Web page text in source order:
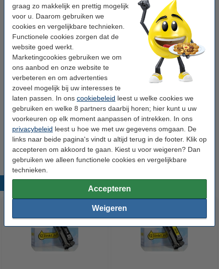
graag zo makkelijk en prettig mogelijk
voor u. Daarom gebruiken we
cookies en vergelijkbare technieken.
Functionele cookies zorgen dat de
website goed werkt.
Marketingcookies gebruiken we om
ons aanbod en onze website te
verbeteren en om advertenties
zoveel mogelijk bij uw interesses te
laten passen. In ons cookiebeleid leest u welke cookies we
gebruiken en welke 8 partners daarbij horen; hier kunt u uw
voorkeuren op elk moment aanpassen of intrekken. In ons
privacybeleid leest u hoe we met uw gegevens omgaan. De
links naar beide pagina's vindt u altijd terug in de footer. Klik op
accepteren om akkoord te gaan. Kiest u voor weigeren? Dan
gebruiken we alleen functionele cookies en vergelijkbare
technieken.
Accepteren
Weigeren
aantal pagina's: ± 2.600 pagina's
Ons artikelnr: 054861
Nummer: CF401X
Tip: papier meebestellen
123inkt kopieerpapier 1 doos van 2.500 vel A4 -
80 grams FSC® Mix Credit
Tip
Wij adviseren u om deze toner i.p.v. de originele toner te nemen.